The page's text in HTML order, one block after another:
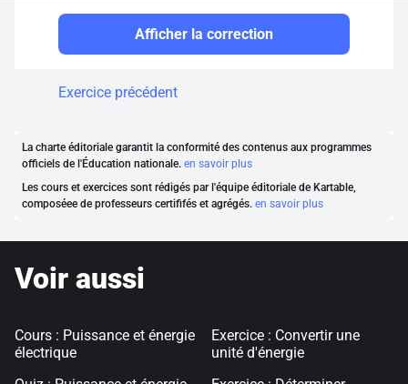
Afficher la correction
Exercice précédent
La charte éditoriale garantit la conformité des contenus aux programmes
officiels de l'Éducation nationale. en savoir plus
Les cours et exercices sont rédigés par l'équipe éditoriale de Kartable,
composéee de professeurs certififés et agrégés. en savoir plus
Voir aussi
Cours : Puissance et énergie
électrique
Exercice : Convertir une
unité d'énergie